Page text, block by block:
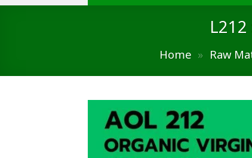
L212
Home » Raw